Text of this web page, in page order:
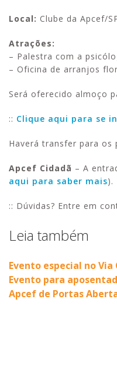
Local: Clube da Apcef/
Atrações:
– Palestra com a
– Oficina de arranjos
Será oferecido almoço
:: Clique aqui para se
Haverá transfer para os
Apcef Cidadã – A
aqui para saber mais).
:: Dúvidas? Entre em
Leia também
Evento especial no
Evento para
Apcef de Portas